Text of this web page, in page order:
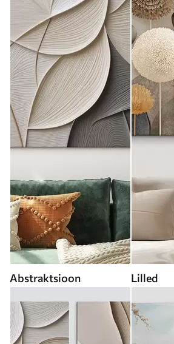
Abstraktsioon Lilled